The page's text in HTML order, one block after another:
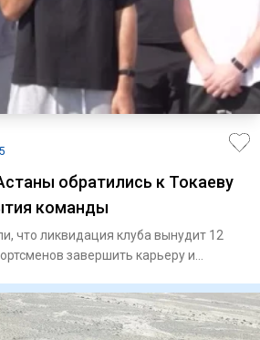
обратились к Токаеву
команды
что ликвидация клуба вынудит 12
завершить карьеру и